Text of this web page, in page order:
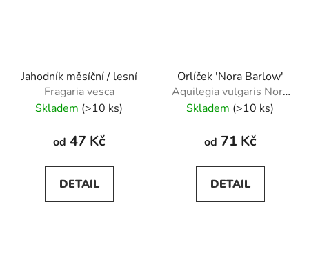
Jahodník měsíční / lesní
Fragaria vesca
Skladem (>10 ks)
od 47 Kč
DETAIL
Orlíček 'Nora Barlow'
Aquilegia vulgaris Nora
Barlow
Skladem (>10 ks)
od 71 Kč
DETAIL